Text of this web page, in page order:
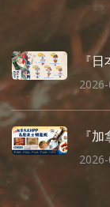
『
『